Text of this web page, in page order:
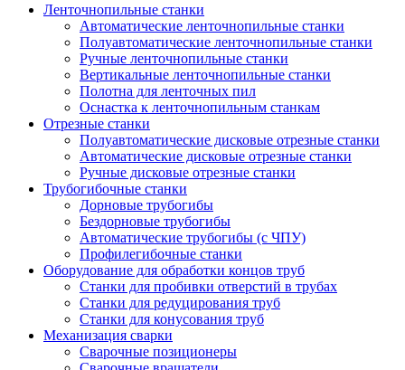
Ленточнопильные станки
Автоматические ленточнопильные станки
Полуавтоматические ленточнопильные станки
Ручные ленточнопильные станки
Вертикальные ленточнопильные станки
Полотна для ленточных пил
Оснастка к ленточнопильным станкам
Отрезные станки
Полуавтоматические дисковые отрезные станки
Автоматические дисковые отрезные станки
Ручные дисковые отрезные станки
Трубогибочные станки
Дорновые трубогибы
Бездорновые трубогибы
Автоматические трубогибы (с ЧПУ)
Профилегибочные станки
Оборудование для обработки концов труб
Станки для пробивки отверстий в трубах
Станки для редуцирования труб
Станки для конусования труб
Механизация сварки
Сварочные позиционеры